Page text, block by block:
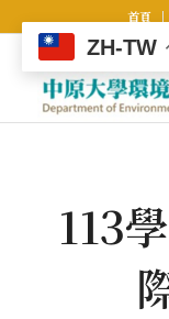
首頁
113
ZH-TW